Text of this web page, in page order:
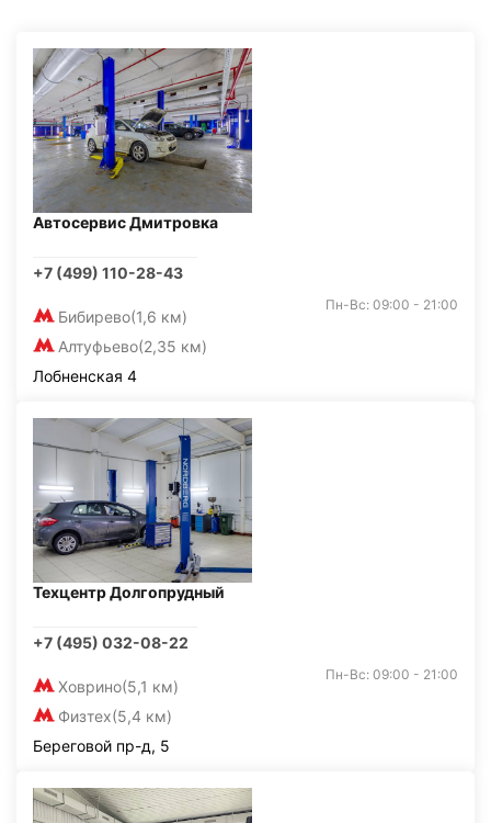
Автосервис Дмитровка
+7 (499) 110-28-43
Бибирево(1,6 км)
Алтуфьево(2,35 км)
Пн-Вс: 09:00 - 21:00
Лобненская 4
Техцентр Долгопрудный
+7 (495) 032-08-22
Ховрино(5,1 км)
Физтех(5,4 км)
Пн-Вс: 09:00 - 21:00
Береговой пр-д, 5